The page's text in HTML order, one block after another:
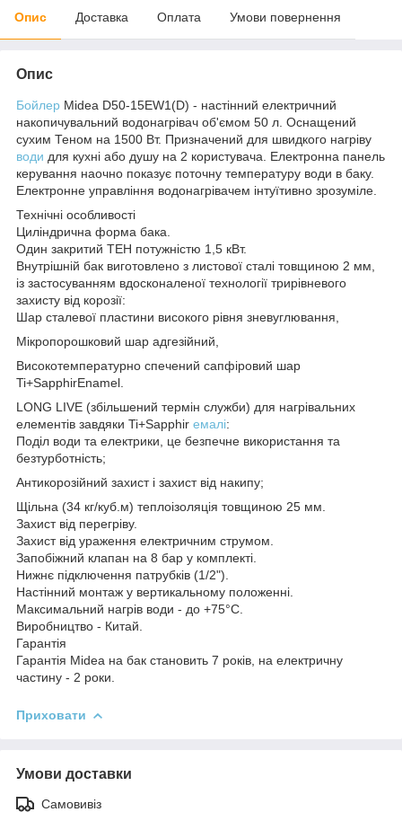
Опис Доставка Оплата Умови повернення
Опис
Бойлер Midea D50-15EW1(D) - настінний електричний
накопичувальний водонагрівач об'ємом 50 л. Оснащений
сухим Теном на 1500 Вт. Призначений для швидкого нагріву
води для кухні або душу на 2 користувача. Електронна панель
керування наочно показує поточну температуру води в баку.
Електронне управління водонагрівачем інтуїтивно зрозуміле.
Технічні особливості
Циліндрична форма бака.
Один закритий ТЕН потужністю 1,5 кВт.
Внутрішній бак виготовлено з листової сталі товщиною 2 мм,
із застосуванням вдосконаленої технології трирівневого
захисту від корозії:
Шар сталевої пластини високого рівня зневуглювання,
Мікропорошковий шар адгезійний,
Високотемпературно спечений сапфіровий шар
Ti+SapphirEnamel.
LONG LIVE (збільшений термін служби) для нагрівальних
елементів завдяки Ti+Sapphir емалі:
Поділ води та електрики, це безпечне використання та
безтурботність;
Антикорозійний захист і захист від накипу;
Щільна (34 кг/куб.м) теплоізоляція товщиною 25 мм.
Захист від перегріву.
Захист від ураження електричним струмом.
Запобіжний клапан на 8 бар у комплекті.
Нижнє підключення патрубків (1/2").
Настінний монтаж у вертикальному положенні.
Максимальний нагрів води - до +75°С.
Виробництво - Китай.
Гарантія
Гарантія Midea на бак становить 7 років, на електричну
частину - 2 роки.
Приховати
Умови доставки
Самовивіз